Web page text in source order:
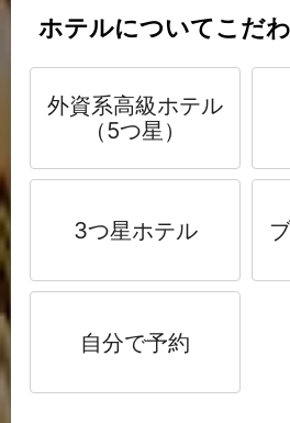
ホテルについてこだ
外資系高級ホテル
（5つ星）
3つ星ホテル
自分で予約